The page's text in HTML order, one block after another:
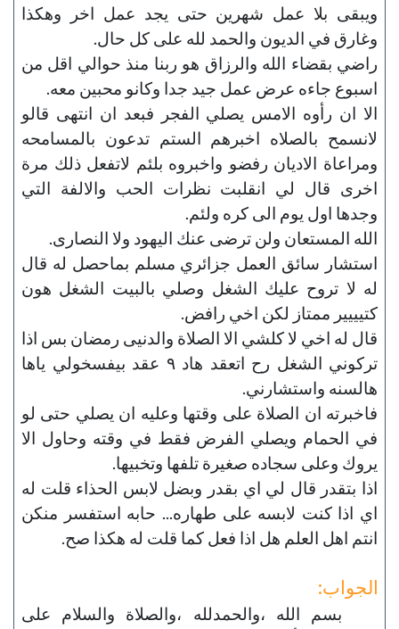
ويبقى بلا عمل شهرين حتى يجد عمل اخر وهكذا
وغارق في الديون والحمد لله على كل حال.
راضي بقضاء الله والرزاق هو ربنا منذ حوالي اقل من
اسبوع جاءه عرض عمل جيد جدا وكانو محبين معه.
الا ان رأوه الامس يصلي الفجر فبعد ان انتهى قالو
لانسمح بالصلاه اخبرهم الستم تدعون بالمسامحه
ومراعاة الاديان رفضو واخبروه بلئم لاتفعل ذلك مرة
اخرى قال لي انقلبت نظرات الحب والالفة التي
وجدها اول يوم الى كره ولئم.
الله المستعان ولن ترضى عنك اليهود ولا النصارى.
استشار سائق العمل جزائري مسلم بماحصل له قال
له لا تروح عليك الشغل وصلي بالبيت الشغل هون
كتيييير ممتاز لكن اخي رافض.
قال له اخي لا كلشي الا الصلاة والدنيى رمضان بس اذا
تركوني الشغل رح اتعقد هاد ٩ عقد بيفسخولي ياها
هالسنه واستشارني.
فاخبرته ان الصلاة على وقتها وعليه ان يصلي حتى لو
في الحمام ويصلي الفرض فقط في وقته وحاول الا
يروك وعلى سجاده صغيرة تلفها وتخبيها.
اذا بتقدر قال لي اي بقدر وبضل لابس الحذاء قلت له
اي اذا كنت لابسه على طهاره... حابه استفسر منكن
انتم اهل العلم هل اذا فعل كما قلت له هكذا صح.
الجواب:
بسم الله ،والحمدلله ،والصلاة والسلام على